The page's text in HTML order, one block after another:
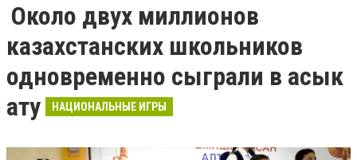
Около двух миллионов
казахстанских школьников
одновременно сыграли в асык
ату
НАЦИОНАЛЬНЫЕ ИГРЫ